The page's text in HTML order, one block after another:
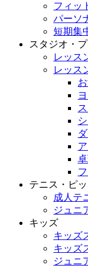
フィッ
パーソ
短期集
スタジオ・
レッス
レッス
テニス・ピ
成人テ
ジュニ
キッズ
キッズ
キッズ
ジュニ